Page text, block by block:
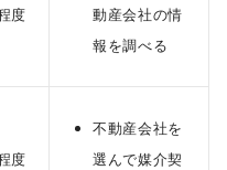
度
動産会社の情
報を調べる
度
不動産会社を
選んで媒介契